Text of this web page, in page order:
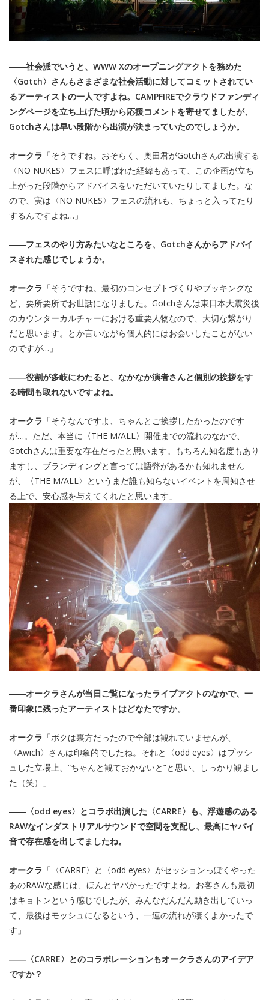
――社会派でいうと、WWW Xのオープニングアクトを務めた
〈Gotch〉さんもさまざまな社会活動に対してコミットされてい
るアーティストの一人ですよね。CAMPFIREでクラウドファンディ
ングページを立ち上げた頃から応援コメントを寄せてましたが、
Gotchさんは早い段階から出演が決まっていたのでしょうか。
オークラ 「そうですね。おそらく、奥田君がGotchさんの出演する
〈NO NUKES〉フェスに呼ばれた経緯もあって、この企画が立ち
上がった段階からアドバイスをいただいていたりしてました。な
ので、実は〈NO NUKES〉フェスの流れも、ちょっと入ってたり
するんですよね…」
――フェスのやり方みたいなところを、Gotchさんからアドバイ
スされた感じでしょうか。
オークラ 「そうですね。最初のコンセプトづくりやブッキングな
ど、要所要所でお世話になりました。Gotchさんは東日本大震災後
のカウンターカルチャーにおける重要人物なので、大切な繋がり
だと思います。とか言いながら個人的にはお会いしたことがない
のですが…」
――役割が多岐にわたると、なかなか演者さんと個別の挨拶をす
る時間も取れないですよね。
オークラ 「そうなんですよ、ちゃんとご挨拶したかったのです
が…。ただ、本当に〈THE M/ALL〉開催までの流れのなかで、
Gotchさんは重要な存在だったと思います。もちろん知名度もあり
ますし、ブランディングと言っては語弊があるかも知れません
が、〈THE M/ALL〉というまだ誰も知らないイベントを周知させ
る上で、安心感を与えてくれたと思います」
――オークラさんが当日ご覧になったライブアクトのなかで、一
番印象に残ったアーティストはどなたですか。
オークラ 「ボクは裏方だったので全部は観れていませんが、
〈Awich〉さんは印象的でしたね。それと〈odd eyes〉はプッシ
ュした立場上、“ちゃんと観ておかないと”と思い、しっかり観まし
た（笑）」
――〈odd eyes〉とコラボ出演した〈CARRE〉も、浮遊感のある
RAWなインダストリアルサウンドで空間を支配し、最高にヤバイ
音で存在感を出してましたね。
オークラ 「〈CARRE〉と〈odd eyes〉がセッションっぽくやった
あのRAWな感じは、ほんとヤバかったですよね。お客さんも最初
はキョトンという感じでしたが、みんなだんだん動き出していっ
て、最後はモッシュになるという、一連の流れが凄くよかったで
す」
――〈CARRE〉とのコラボレーションもオークラさんのアイデア
ですか？